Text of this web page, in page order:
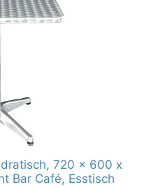
720 x 600 x
Bar Café, Esstisch